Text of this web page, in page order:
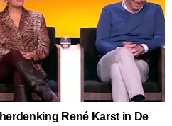
René Karst in De